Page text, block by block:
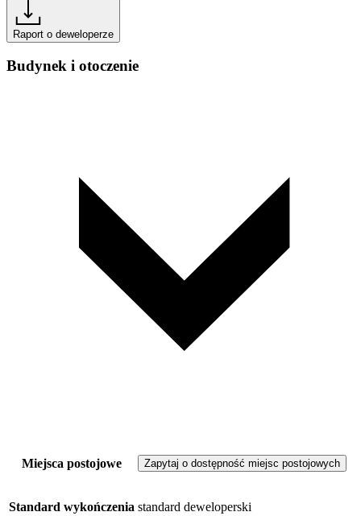
Raport o deweloperze
Budynek i otoczenie
Miejsca postojowe Zapytaj o dostępność miejsc postojowych
Standard wykończenia standard deweloperski